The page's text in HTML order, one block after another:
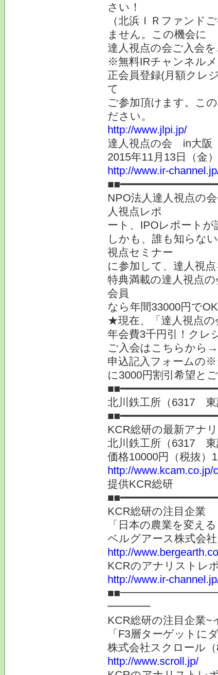
さい！
（北浜ＩＲファンド
ません。この機会に
達人視点の会ご入会
※無料IRチャンネル
正会員登録(月額クレ
て
ご参加頂けます。こ
ださい。
http://www.jlpi.jp/
達人視点の会 in大
2015年11月13日（
http://www.ir-
NPO法人達人視点の
人視点レポ
ート、IPOレポート
しかも、誰も知らな
視点セミナー
に参加して、達人視
特典満載の達人視点
会員
なら年間33000円で
★現在、「達人視点
年会費3千円引！クレ
ご入会はこちらか
申込記入フォームの
に3000円割引希望と
北川鉄工所（6317
KCR総研の最新アナ
北川鉄工所（6317
価格10000円（税抜）
http://www.kcam.co.jp/
提供KCR総研
KCR総研の注目企業
「日本の農業を変え
ベルグアース株式会
http://
KCRのアナリストレ
http://www.ir-
━━━━
KCR総研の注目企業~
「F3層ターゲットに
株式会社スクロール
http://www.scroll.jp/